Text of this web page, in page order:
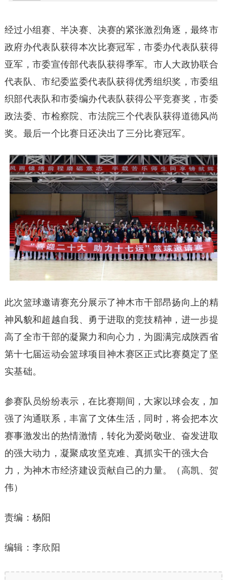
经过小组赛、半决赛、决赛的紧张激烈角逐，最终市
政府办代表队获得本次比赛冠军，市委办代表队获得
亚军，市委宣传部代表队获得季军。市人大政协联合
代表队、市纪委监委代表队获得优秀组织奖，市委组
织部代表队和市委编办代表队获得公平竞赛奖，市委
政法委、市检察院、市法院三个代表队获得道德风尚
奖。最后一个比赛日还决出了三分比赛冠军。
此次篮球邀请赛充分展示了神木市干部昂扬向上的精
神风貌和超越自我、勇于进取的竞技精神，进一步提
高了全市干部的凝聚力和向心力，为圆满完成陕西省
第十七届运动会篮球项目神木赛区正式比赛奠定了坚
实基础。
参赛队员纷纷表示，在比赛期间，大家以球会友，加
强了沟通联系，丰富了文体生活，同时，将会把本次
赛事激发出的热情激情，转化为爱岗敬业、奋发进取
的强大动力，凝聚成攻坚克难、真抓实干的强大合
力，为神木市经济建设贡献自己的力量。（高凯、贺
伟）
责编：杨阳
编辑：李欣阳